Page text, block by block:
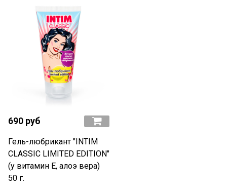
690 руб
Гель-любрикант "INTIM
CLASSIC LIMITED EDITION"
(у витамин Е, алоэ вера)
50 г.